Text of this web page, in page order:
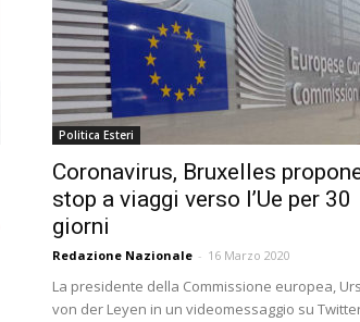
Politica Esteri
Coronavirus, Bruxelles
stop a viaggi verso l’Ue per 30
giorni
Redazione Nazionale - 16 Marzo 2020
La presidente della Commissione europea,
von der Leyen in un videomessaggio su